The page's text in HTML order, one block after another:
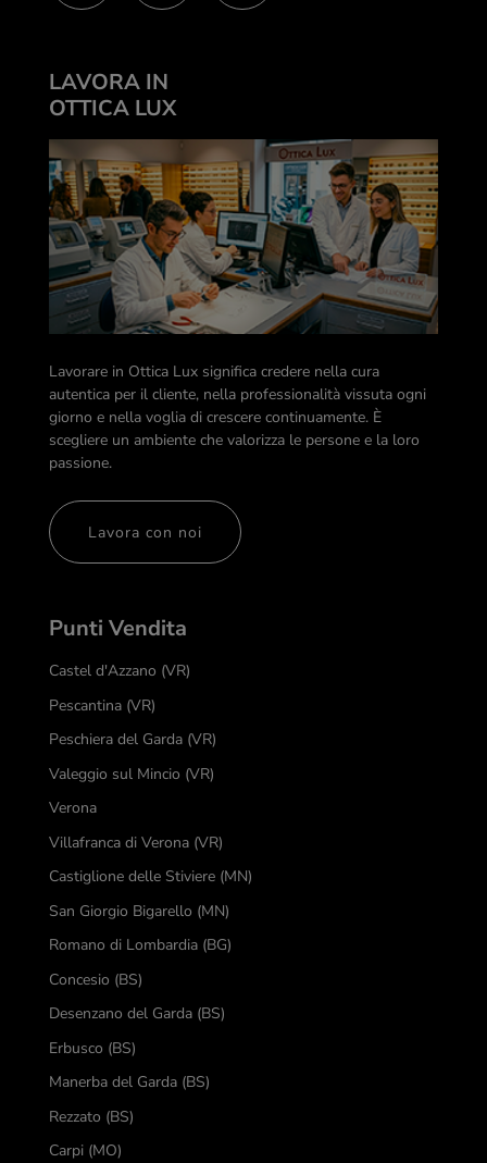
Punti Vendita
Castel d'Azzano (VR)
Pescantina (VR)
Peschiera del Garda (VR)
Valeggio sul Mincio (VR)
Verona
Villafranca di Verona (VR)
Castiglione delle Stiviere (MN)
San Giorgio Bigarello (MN)
Romano di Lombardia (BG)
Concesio (BS)
Desenzano del Garda (BS)
Erbusco (BS)
Manerba del Garda (BS)
Rezzato (BS)
Carpi (MO)
LAVORA IN
OTTICA LUX
Lavorare in Ottica Lux significa credere nella cura
autentica per il cliente, nella professionalità vissuta ogni
giorno e nella voglia di crescere continuamente. È
scegliere un ambiente che valorizza le persone e la loro
passione.
Lavora con noi